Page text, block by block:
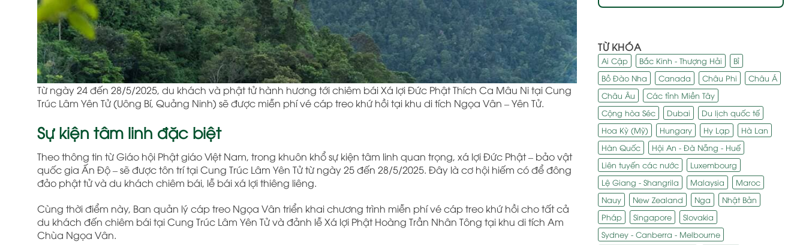
Từ ngày 24 đến 28/5/2025, du khách và phật tử hành hương tới chiêm bái Xá lợi Đức Phật Thích Ca Mâu Ni tại Cung
Trúc Lâm Yên Tử (Uông Bí, Quảng Ninh) sẽ được miễn phí vé cáp treo khứ hồi tại khu di tích Ngọa Vân – Yên Tử.
Sự kiện tâm linh đặc biệt
Theo thông tin từ Giáo hội Phật giáo Việt Nam, trong khuôn khổ sự kiện tâm linh quan trọng, xá lợi Đức Phật – bảo vật
quốc gia Ấn Độ – sẽ được tôn trí tại Cung Trúc Lâm Yên Tử từ ngày 25 đến 28/5/2025. Đây là cơ hội hiếm có để đông
đảo phật tử và du khách chiêm bái, lễ bái xá lợi thiêng liêng.
Cùng thời điểm này, Ban quản lý cáp treo Ngọa Vân triển khai chương trình miễn phí vé cáp treo khứ hồi cho tất cả
du khách đến chiêm bái tại Cung Trúc Lâm Yên Tử và đảnh lễ Xá lợi Phật Hoàng Trần Nhân Tông tại khu di tích Am
Chùa Ngọa Vân.
TỪ KHÓA
Ai Cập Bắc Kinh - Thượng Hải
Bỉ
Bồ Đào Nha
Canada Châu Phi
Châu Á
Châu Âu
Các tỉnh Miền Tây
Cộng hòa Séc
Dubai
Du lịch quốc tế
Hoa Kỳ (Mỹ)
Hungary Hy Lạp
Hà Lan
Hàn Quốc
Hội An - Đà Nẵng - Huế
Liên tuyến các nước
Luxembourg
Lệ Giang - Shangrila
Malaysia
Maroc
Nauy
New Zealand Nga
Nhật Bản
Pháp
Singapore
Slovakia
Sydney - Canberra - Melbourne